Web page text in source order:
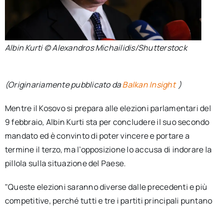
Albin Kurti © Alexandros Michailidis/Shutterstock
(Originariamente pubblicato daBalkan Insight )
Mentre il Kosovo si prepara alle elezioni parlamentari del
9 febbraio, Albin Kurti sta per concludere il suo secondo
mandato ed è convinto di poter vincere e portare a
termine il terzo, ma l’opposizione lo accusa di indorare la
pillola sulla situazione del Paese.
"Queste elezioni saranno diverse dalle precedenti e più
competitive, perché tutti e tre i partiti principali puntano